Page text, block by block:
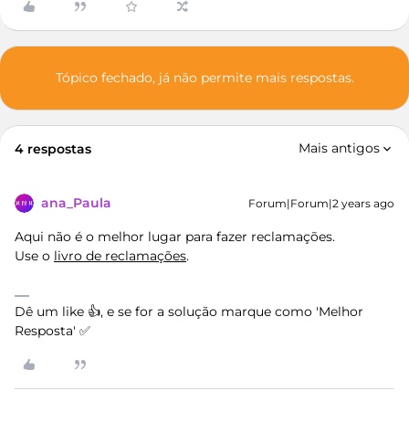
Tópico fechado, já não permite mais respostas.
4 respostas Mais antigos
ana_Paula Forum|Forum|2 years ago
Aqui não é o melhor lugar para fazer reclamações.
Use o livro de reclamações.
Dê um like 👍, e se for a solução marque como 'Melhor
Resposta' ✅